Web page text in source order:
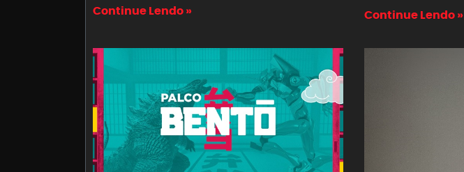
Continue Lendo » Continue Lendo »